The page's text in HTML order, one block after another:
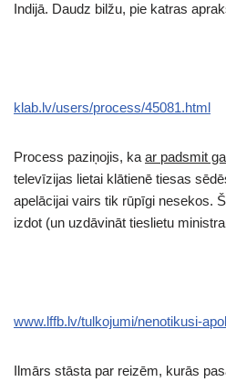
Indijā. Daudz bilžu, pie katras
klab.lv/users/process/45081.html
Process paziņojis, ka ar padsmit
televīzijas lietai klātienē tiesas
apelācijai vairs tik rūpīgi nesekos.
izdot (un uzdāvināt tieslietu
www.lffb.lv/tulkojumi/nenotikusi-
Ilmārs stāsta par reizēm, kurās